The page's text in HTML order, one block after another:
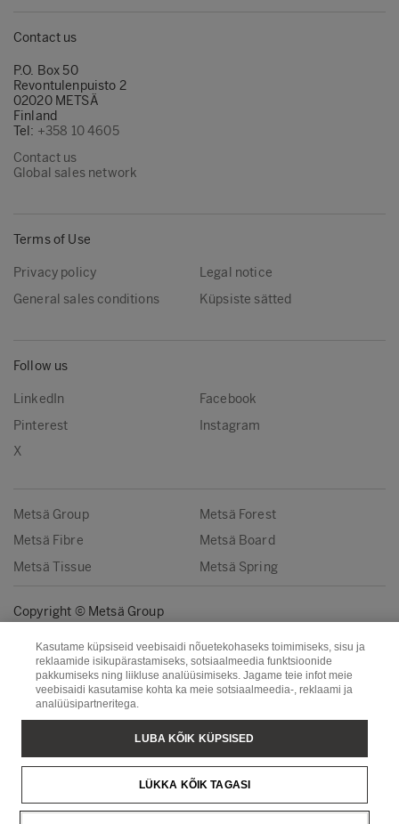
Contact us
P.O. Box 50
Revontulenpuisto 2
02020 METSÄ
Finland
Tel: +358 10 4605
Contact us
Global sales network
Terms of Use
Privacy policy
Legal notice
General sales conditions
Küpsiste sätted
Follow us
LinkedIn
Facebook
Pinterest
Instagram
X
Metsä Group
Metsä Forest
Metsä Fibre
Metsä Board
Metsä Tissue
Metsä Spring
Copyright © Metsä Group
Kasutame küpsiseid veebisaidi nõuetekohaseks toimimiseks, sisu ja
reklaamide isikupärastamiseks, sotsiaalmeedia funktsioonide
pakkumiseks ning liikluse analüüsimiseks. Jagame teie infot meie
veebisaidi kasutamise kohta ka meie sotsiaalmeedia-, reklaami ja
analüüsipartneritega.
LÜKKA KÕIK TAGASI
LUBA KÕIK KÜPSISED